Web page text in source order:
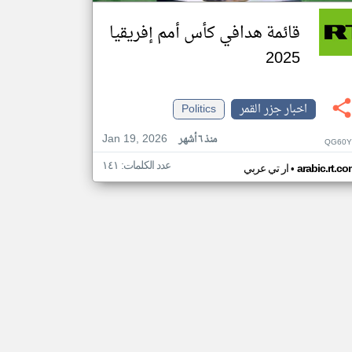
قائمة هدافي كأس أمم إفريقيا
2025
اخبار جزر القمر
Politics
Jan 19, 2026
منذ ٦ أشهر
ار تي عربي• عدد الكلمات: ١٤١